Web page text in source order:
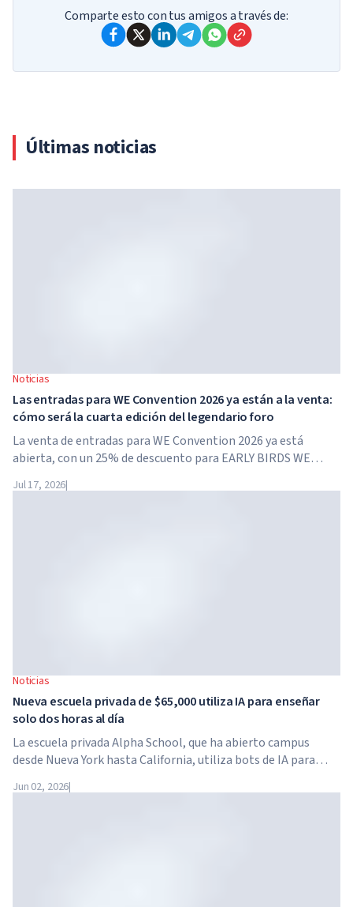
Comparte esto con tus amigos a través de:
Últimas noticias
Noticias
Las entradas para WE Convention 2026 ya están a la venta:
cómo será la cuarta edición del legendario foro
La venta de entradas para WE Convention 2026 ya está
abierta, con un 25% de descuento para EARLY BIRDS WE
noviembre de 2026, el foro se celebrará en SO/...
Jul 17, 2026|
Noticias
Nueva escuela privada de $65,000 utiliza IA para enseñar
solo dos horas al día
La escuela privada Alpha School, que ha abierto campus
desde Nueva York hasta California, utiliza bots de IA para
día. La escuela no tiene profesores tradicionales, ni tareas
Jun 02, 2026|